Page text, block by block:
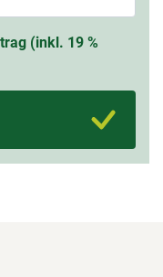
(inkl. 19 %